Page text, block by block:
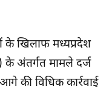
के खिलाफ मध्यप्रदेश
के अंतर्गत मामले दर्ज
की विधिक कार्रवाई